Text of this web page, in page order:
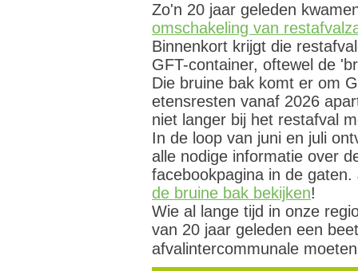
Zo'n 20 jaar geleden
omschakeling van
Binnenkort krijgt die
GFT-container, oftewel de
Die bruine bak komt er om
etensresten vanaf 2026
niet langer bij het restafval
In de loop van juni en juli
alle nodige informatie over
facebookpagina in de
de bruine bak bekijken!
Wie al lange tijd in onze
van 20 jaar geleden een
afvalintercommunale